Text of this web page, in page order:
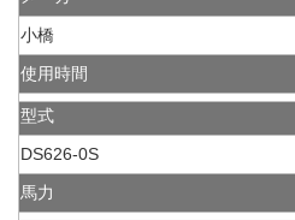
小橋
使用時間
型式
DS626-0S
馬力